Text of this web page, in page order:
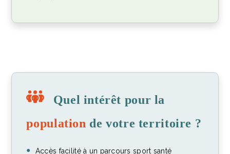
Quel intérêt pour la
population de votre territoire ?
Accès facilité à un parcours sport santé